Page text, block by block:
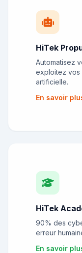
HiTek
Automatisez
exploitez vos
artificielle.
En savoir
HiTek
90% des
erreur
En savoir